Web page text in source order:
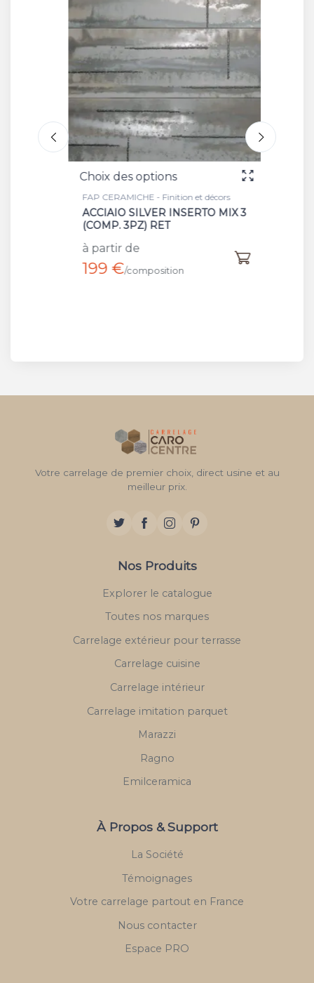
Choix des options
FAP CERAMICHE - Finition et décors
ACCIAIO SILVER INSERTO MIX 3
(COMP. 3PZ) RET
à partir de
199 €/composition
Votre carrelage de premier choix, direct usine et au
meilleur prix.
Nos Produits
Explorer le catalogue
Toutes nos marques
Carrelage extérieur pour terrasse
Carrelage cuisine
Carrelage intérieur
Carrelage imitation parquet
Marazzi
Ragno
Emilceramica
À Propos & Support
La Société
Témoignages
Votre carrelage partout en France
Nous contacter
Espace PRO